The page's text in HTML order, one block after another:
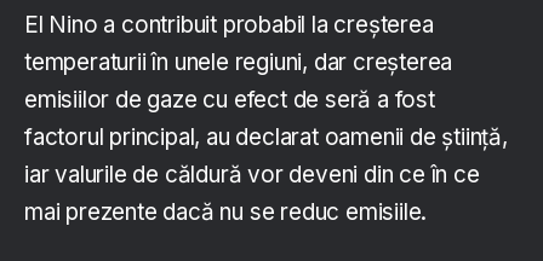
El Nino a contribuit probabil la creșterea
temperaturii în unele regiuni, dar creșterea
emisiilor de gaze cu efect de seră a fost
factorul principal, au declarat oamenii de știință,
iar valurile de căldură vor deveni din ce în ce
mai prezente dacă nu se reduc emisiile.